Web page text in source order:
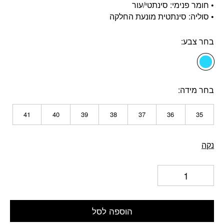
• חומר פנימי: סינתטי/עור
• סוליה: סינתטית מונעת החלקה
בחר צבע
בחר מידה
35
36
37
38
39
40
41
נקה
הוספה לסל